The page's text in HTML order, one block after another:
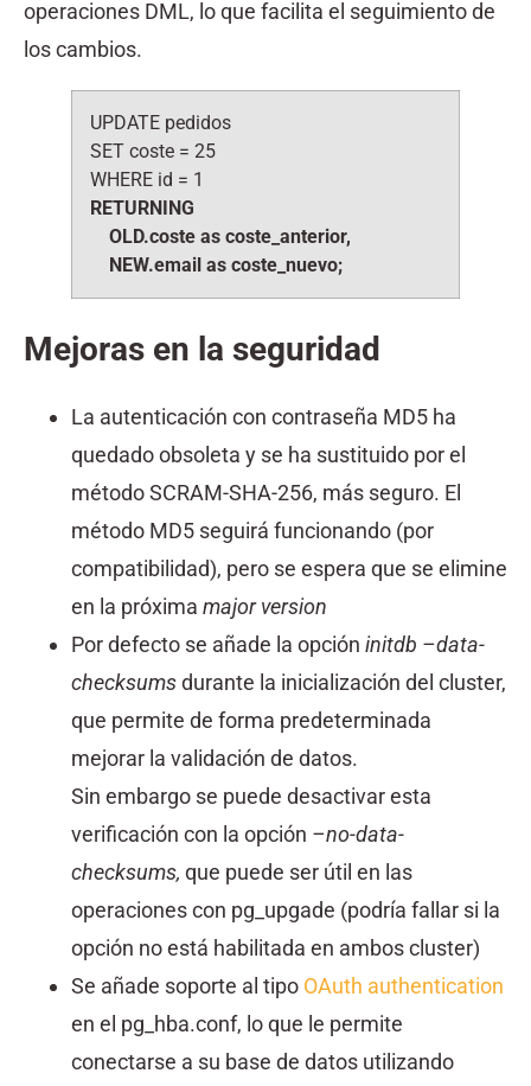
operaciones DML, lo que facilita el seguimiento de
los cambios.
UPDATE pedidos
SET coste = 25
WHERE id = 1
RETURNING
OLD.coste as coste_anterior,
NEW.email as coste_nuevo;
Mejoras en la seguridad
La autenticación con contraseña MD5 ha
quedado obsoleta y se ha sustituido por el
método SCRAM-SHA-256, más seguro. El
método MD5 seguirá funcionando (por
compatibilidad), pero se espera que se elimine
en la próxima major version
Por defecto se añade la opción initdb –data-
checksumsdurante la inicialización del cluster,
que permite de forma predeterminada
mejorar la validación de datos.
Sin embargo se puede desactivar esta
verificación con la opción –no-data-
checksums, que puede ser útil en las
operaciones con pg_upgade (podría fallar si la
opción no está habilitada en ambos cluster)
Se añade soporte al tipo OAuth authentication
en el pg_hba.conf, lo que le permite
conectarse a su base de datos utilizando